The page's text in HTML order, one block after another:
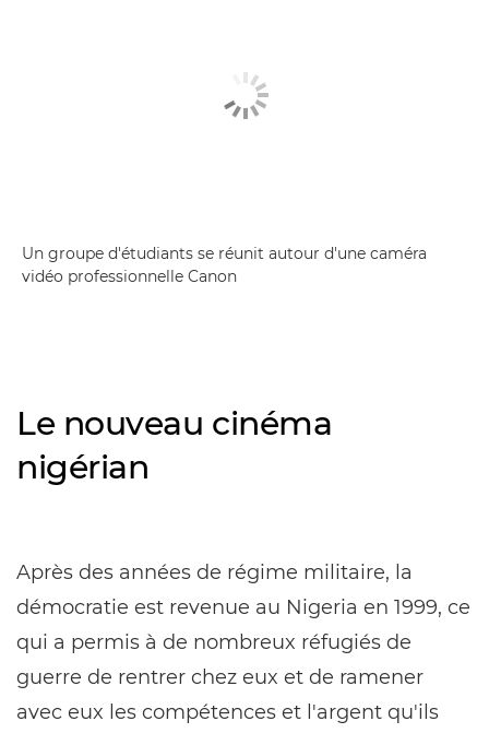
Un groupe d'étudiants se réunit autour d'une caméra
vidéo professionnelle Canon
Le nouveau cinéma
nigérian
Après des années de régime militaire, la
démocratie est revenue au Nigeria en 1999, ce
qui a permis à de nombreux réfugiés de
guerre de rentrer chez eux et de ramener
avec eux les compétences et l'argent qu'ils